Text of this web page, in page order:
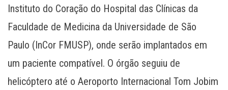
Instituto do Coração do Hospital das Clínicas da
Faculdade de Medicina da Universidade de São
Paulo (InCor FMUSP), onde serão implantados em
um paciente compatível. O órgão seguiu de
helicóptero até o Aeroporto Internacional Tom Jobim